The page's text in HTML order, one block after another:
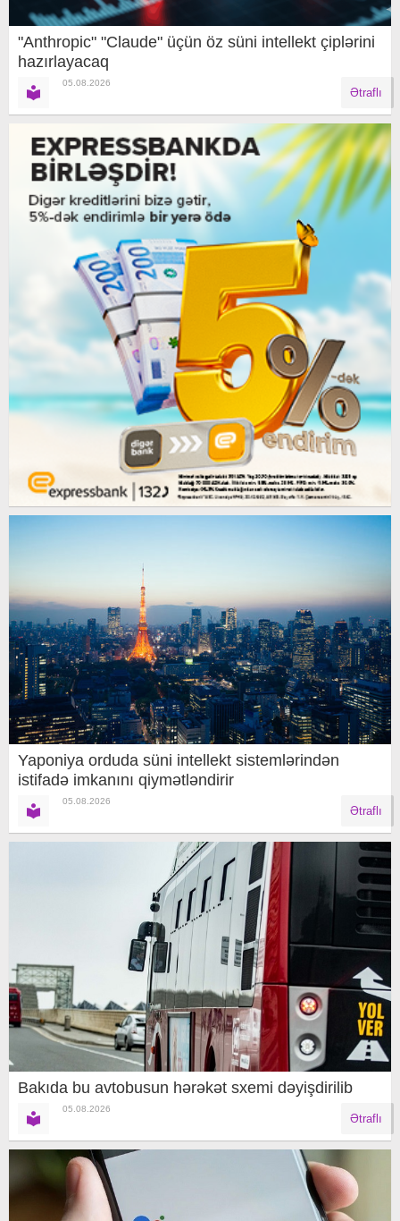
"Anthropic" "Claude" üçün öz süni intellekt çiplərini
hazırlayacaq
05.08.2026
Ətraflı
Yaponiya orduda süni intellekt sistemlərindən
istifadə imkanını qiymətləndirir
05.08.2026
Ətraflı
Bakıda bu avtobusun hərəkət sxemi dəyişdirilib
05.08.2026
Ətraflı